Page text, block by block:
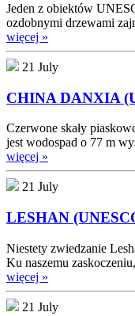
Jeden z obiektów
ozdobnymi drzewami
więcej »
21 July
CHINA DANXIA
Czerwone skały
jest wodospad o 77 m
więcej »
21 July
LESHAN
Niestety zwiedzanie
Ku naszemu
więcej »
21 July